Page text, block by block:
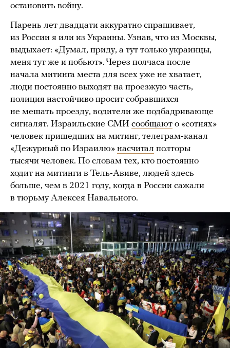
остановить войну.
Парень лет двадцати аккуратно спрашивает,
из России я или из Украины. Узнав, что из Москвы,
выдыхает: «Думал, приду, а тут только украинцы,
меня тут же и побьют». Через полчаса после
начала митинга места для всех уже не хватает,
люди постоянно выходят на проезжую часть,
полиция настойчиво просит собравшихся
не мешать проезду, водители же подбадривающе
сигналят. Израильские СМИ сообщают о «сотнях»
человек пришедших на митинг, телеграм-канал
«Дежурный по Израилю» насчитал полторы
тысячи человек. По словам тех, кто постоянно
ходит на митинги в Тель-Авиве, людей здесь
больше, чем в 2021 году, когда в России сажали
в тюрьму Алексея Навального.